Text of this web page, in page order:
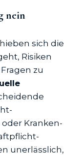
nein
sich die
Risiken
zu
oder Kranken­
unerlässlich,